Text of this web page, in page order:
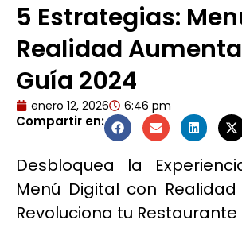
5 Estrategias:
Realidad
Guía 2024
enero 12, 2026 6:46 pm
Compartir en:
Desbloquea la
Menú Digital con
Revoluciona tu Restaurante